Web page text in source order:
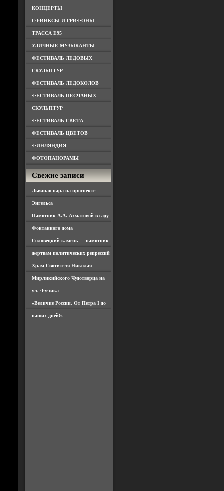
КОНЦЕРТЫ
СФИНКСЫ И ГРИФОНЫ
ТРАССА Е95
УЛИЧНЫЕ МУЗЫКАНТЫ
ФЕСТИВАЛЬ ЛЕДОВЫХ
СКУЛЬПТУР
ФЕСТИВАЛЬ ЛЕДОКОЛОВ
ФЕСТИВАЛЬ ПЕСЧАНЫХ
СКУЛЬПТУР
ФЕСТИВАЛЬ СВЕТА
ФЕСТИВАЛЬ ЦВЕТОВ
ФИНЛЯНДИЯ
ФОТОПАНОРАМЫ
Свежие записи
Львиная пара на проспекте
Энгельса
Памятник А.А. Ахматовой в саду
Фонтанного дома
Соловецкий камень — памятник
жертвам политических репрессий
Храм Святителя Николая
Мирликийского Чудотворца на
ул. Фучика
«Величие России. От Петра I до
наших дней!»